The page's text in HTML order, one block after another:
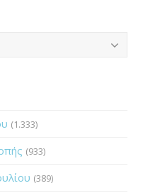
(1.333)
(933)
(389)